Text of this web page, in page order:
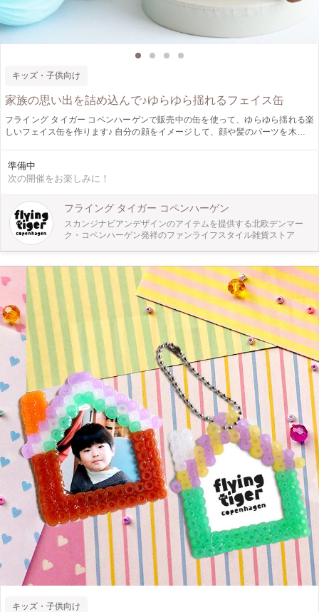
キッズ・子供向け
家族の思い出を詰め込んで♪ゆらゆら揺れるフェイス缶
フライング タイガー コペンハーゲンで販売中の缶を使って、ゆらゆら揺れる楽
しいフェイス缶を作ります♪ 自分の顔をイメージして、顔や髪のパーツを木製の
あるフェイス缶が出来上がります。 缶の底面には、自分の名前を書いたり、家
族写真などを貼り付けて、思い出をかわいく詰め込むことができます。 楽しく
パやママのフェイス缶も作ってみてください。 令和元年の家族の思い出を残せ
る、素敵なファミリーフェイス缶になりますよ♪
準備中
次の開催をお楽しみに！
フライング タイガー コペンハーゲン
スカンジナビアンデザインのアイテムを提供する北欧デンマー
ク・コペンハーゲン発祥のファンライフスタイル雑貨ストア
キッズ・子供向け